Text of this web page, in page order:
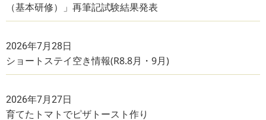
（基本研修）」再筆記試験結果発表
2026年7月28日
ショートステイ空き情報(R8.8月・9月)
2026年7月27日
育てたトマトでピザトースト作り